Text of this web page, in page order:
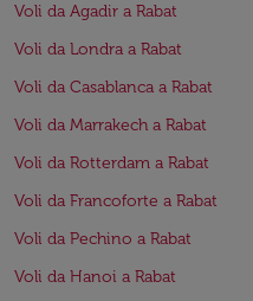
Voli da Agadir a Rabat
Voli da Londra a Rabat
Voli da Casablanca a Rabat
Voli da Marrakech a Rabat
Voli da Rotterdam a Rabat
Voli da Francoforte a Rabat
Voli da Pechino a Rabat
Voli da Hanoi a Rabat